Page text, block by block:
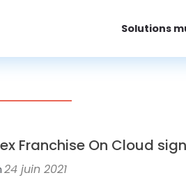
Solutions
Franchise On Cloud
24 juin 2021